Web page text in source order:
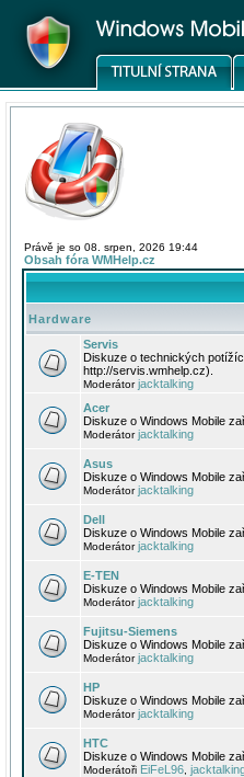
Právě je so 08. srpen, 2026 19:44
Obsah fóra WMHelp.cz
Hardware
Servis
Diskuze o technických
http://servis.wmhelp.cz).
Moderátorjacktalking
Acer
Diskuze o Windows Mobile
Moderátorjacktalking
Asus
Diskuze o Windows Mobile
Moderátorjacktalking
Dell
Diskuze o Windows Mobile
Moderátorjacktalking
E-TEN
Diskuze o Windows Mobile
Moderátorjacktalking
Fujitsu-Siemens
Diskuze o Windows Mobile
Moderátorjacktalking
HP
Diskuze o Windows Mobile
Moderátorjacktalking
HTC
Diskuze o Windows Mobile
Moderátoři EiFeL96